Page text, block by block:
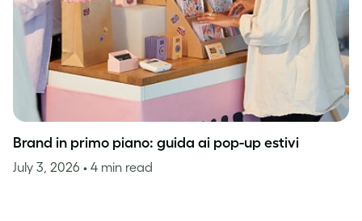
Brand in primo piano: guida ai pop-up estivi
July 3, 2026 • 4 min read